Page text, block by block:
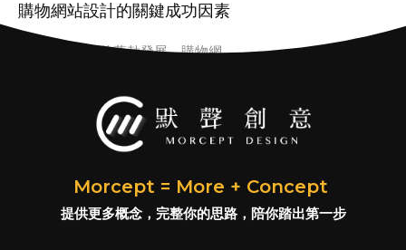
購物網站設計的關鍵成功因素
隨著電子商務的蓬勃發展，購物網
Morcept = More + Concept
提供更多概念，完整你的思路，陪你踏出第一步